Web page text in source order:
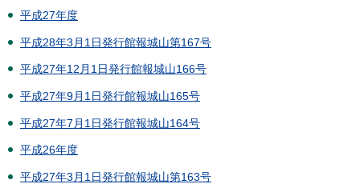
平成27年度
平成28年3月1日発行館報城山第167号
平成27年12月1日発行館報城山166号
平成27年9月1日発行館報城山165号
平成27年7月1日発行館報城山164号
平成26年度
平成27年3月1日発行館報城山第163号